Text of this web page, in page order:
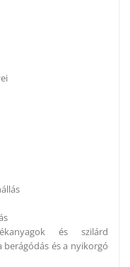
és szilárd
berágódás és a nyikorgó